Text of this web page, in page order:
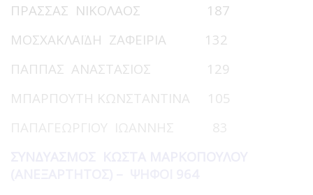
ΠΡΑΣΣΑΣ ΝΙΚΟΛΑΟΣ 187
ΜΟΣΧΑΚΛΑΪΔΗ ΖΑΦΕΙΡΙΑ 132
ΠΑΠΠΑΣ ΑΝΑΣΤΑΣΙΟΣ 129
ΜΠΑΡΠΟΥΤΗ ΚΩΝΣΤΑΝΤΙΝΑ 105